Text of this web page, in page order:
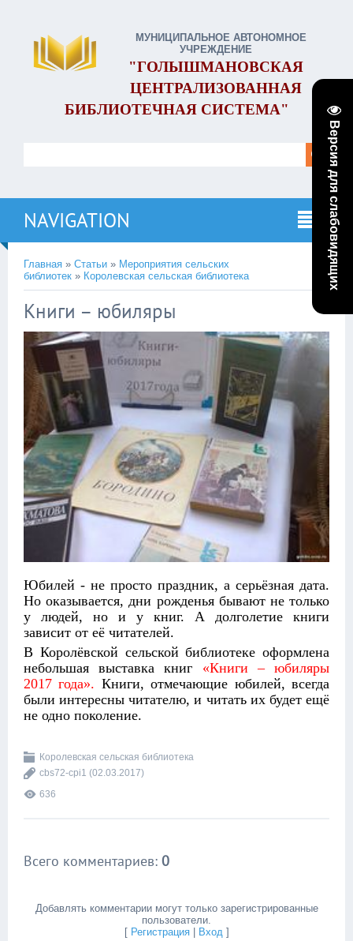
Версия для слабовидящих
МУНИЦИПАЛЬНОЕ АВТОНОМНОЕ
УЧРЕЖДЕНИЕ
"ГОЛЫШМАНОВСКАЯ
ЦЕНТРАЛИЗОВАННАЯ
БИБЛИОТЕЧНАЯ СИСТЕМА"
NAVIGATION
Главная » Статьи » Мероприятия сельских
библиотек » Королевская сельская библиотека
Книги – юбиляры
Юбилей - не просто праздник, а серьёзная дата.
Но оказывается, дни рожденья бывают не только
у людей, но и у книг. А долголетие книги
зависит от её читателей.
В Королёвской сельской библиотеке оформлена
небольшая выставка книг «Книги – юбиляры
2017 года». Книги, отмечающие юбилей, всегда
были интересны читателю, и читать их будет ещё
не одно поколение.
Королевская сельская библиотека
cbs72-cpi1 (02.03.2017)
636
Всего комментариев: 0
Добавлять комментарии могут только зарегистрированные
пользователи.
[ Регистрация| Вход]